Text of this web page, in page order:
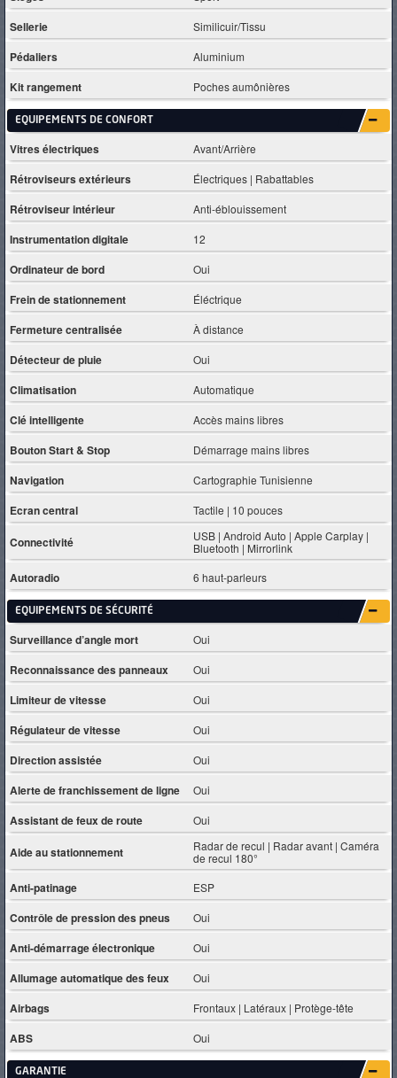
Sellerie Similicuir/Tissu
Pédaliers Aluminium
Kit rangement Poches aumônières
EQUIPEMENTS DE CONFORT
Vitres électriques Avant/Arrière
Rétroviseurs extérieurs Électriques | Rabattables
Rétroviseur intérieur Anti-éblouissement
Instrumentation digitale 12
Ordinateur de bord Oui
Frein de stationnement Éléctrique
Fermeture centralisée À distance
Détecteur de pluie Oui
Climatisation Automatique
Clé intelligente Accès mains libres
Bouton Start & Stop Démarrage mains libres
Navigation Cartographie Tunisienne
Ecran central Tactile | 10 pouces
Connectivité
USB | Android Auto | Apple Carplay |
Bluetooth | Mirrorlink
Autoradio 6 haut-parleurs
EQUIPEMENTS DE SÉCURITÉ
Surveillance d’angle mort Oui
Reconnaissance des panneaux Oui
Limiteur de vitesse Oui
Régulateur de vitesse Oui
Direction assistée Oui
Alerte de franchissement de ligne Oui
Assistant de feux de route Oui
Aide au stationnement
Radar de recul | Radar avant | Caméra
de recul 180°
Anti-patinage ESP
Contrôle de pression des pneus Oui
Anti-démarrage électronique Oui
Allumage automatique des feux Oui
Airbags Frontaux | Latéraux | Protège-tête
ABS Oui
GARANTIE